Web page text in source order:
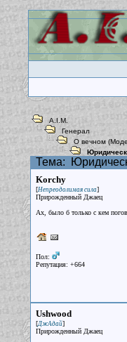
A.I.M.
Генерал
О вечном
Тема:
Korchy
[Непреодолимая сила]
Прирожденный Джаец
Ах, было б только с кем
Пол:
Репутация: +664
Ushwood
[ДжАдай]
Прирожденный Джаец